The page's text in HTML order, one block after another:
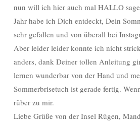
nun will ich hier auch mal HALLO
Jahr habe ich Dich entdeckt, Dein
sehr gefallen und von überall bei
Aber leider leider konnte ich nicht
anders, dank Deiner tollen Anleitung
lernen wunderbar von der Hand und
Sommerbrisetuch ist gerade fertig.
rüber zu mir.
Liebe Grüße von der Insel Rügen,